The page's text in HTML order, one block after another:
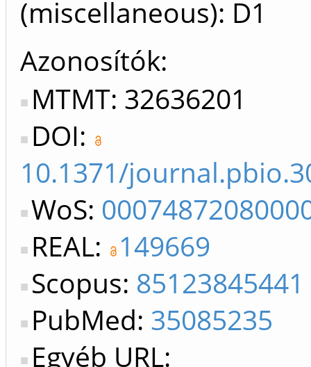
(miscellaneous): D1
Azonosítók
MTMT: 32636201
DOI:
10.1371/
WoS:
REAL: 149669
Scopus: 85123845441
PubMed: 35085235
Egyéb URL: